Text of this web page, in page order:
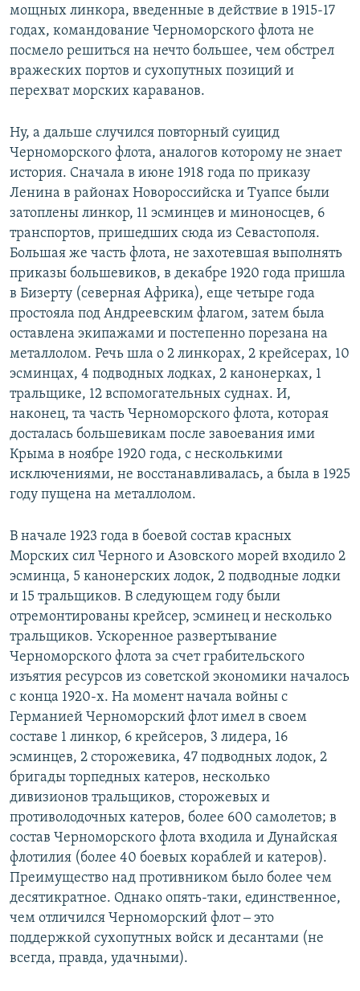
мощных линкора, введенные в действие в 1915-17
годах, командование Черноморского флота не
посмело решиться на нечто большее, чем обстрел
вражеских портов и сухопутных позиций и
перехват морских караванов.
Ну, а дальше случился повторный суицид
Черноморского флота, аналогов которому не знает
история. Сначала в июне 1918 года по приказу
Ленина в районах Новороссийска и Туапсе были
затоплены линкор, 11 эсминцев и миноносцев, 6
транспортов, пришедших сюда из Севастополя.
Большая же часть флота, не захотевшая выполнять
приказы большевиков, в декабре 1920 года пришла
в Бизерту (северная Африка), еще четыре года
простояла под Андреевским флагом, затем была
оставлена экипажами и постепенно порезана на
металлолом. Речь шла о 2 линкорах, 2 крейсерах, 10
эсминцах, 4 подводных лодках, 2 канонерках, 1
тральщике, 12 вспомогательных суднах. И,
наконец, та часть Черноморского флота, которая
досталась большевикам после завоевания ими
Крыма в ноябре 1920 года, с несколькими
исключениями, не восстанавливалась, а была в 1925
году пущена на металлолом.
В начале 1923 года в боевой состав красных
Морских сил Черного и Азовского морей входило 2
эсминца, 5 канонерских лодок, 2 подводные лодки
и 15 тральщиков. В следующем году были
отремонтированы крейсер, эсминец и несколько
тральщиков. Ускоренное развертывание
Черноморского флота за счет грабительского
изъятия ресурсов из советской экономики началось
с конца 1920-х. На момент начала войны с
Германией Черноморский флот имел в своем
составе 1 линкор, 6 крейсеров, 3 лидера, 16
эсминцев, 2 сторожевика, 47 подводных лодок, 2
бригады торпедных катеров, несколько
дивизионов тральщиков, сторожевых и
противолодочных катеров, более 600 самолетов; в
состав Черноморского флота входила и Дунайская
флотилия (более 40 боевых кораблей и катеров).
Преимущество над противником было более чем
десятикратное. Однако опять-таки, единственное,
чем отличился Черноморский флот ‒ это
поддержкой сухопутных войск и десантами (не
всегда, правда, удачными).